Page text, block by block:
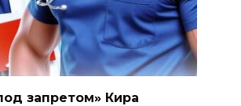
запретом» Кира